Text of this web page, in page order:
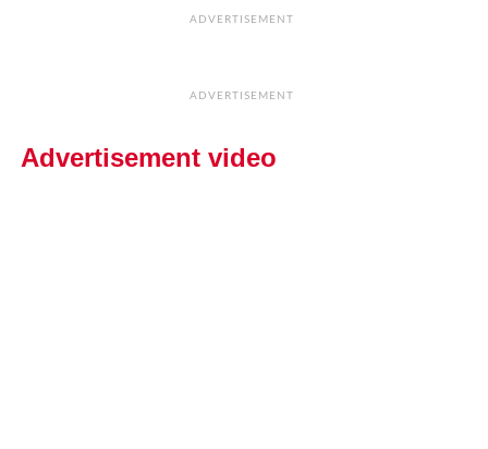
ADVERTISEMENT
ADVERTISEMENT
Advertisement video